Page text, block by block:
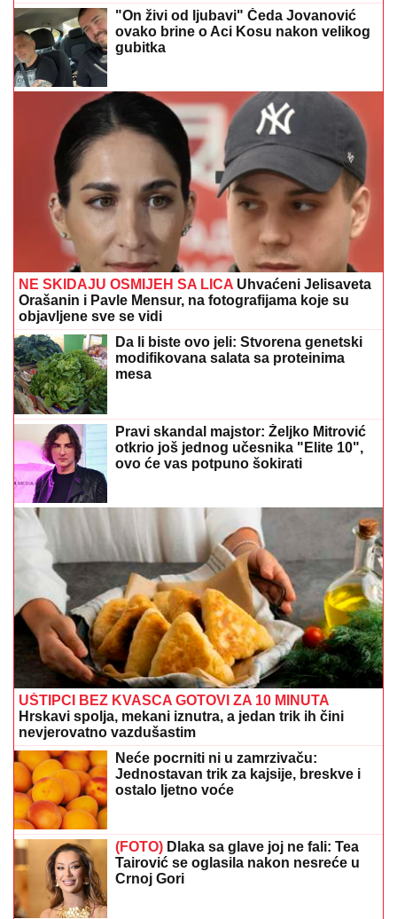
"On živi od ljubavi" Čeda Jovanović
ovako brine o Aci Kosu nakon velikog
gubitka
NE SKIDAJU OSMIJEH SA LICA Uhvaćeni Jelisaveta
Orašanin i Pavle Mensur, na fotografijama koje su
objavljene sve se vidi
Da li biste ovo jeli: Stvorena genetski
modifikovana salata sa proteinima
mesa
Pravi skandal majstor: Željko Mitrović
otkrio još jednog učesnika "Elite 10",
ovo će vas potpuno šokirati
UŠTIPCI BEZ KVASCA GOTOVI ZA 10 MINUTA
Hrskavi spolja, mekani iznutra, a jedan trik ih čini
nevjerovatno vazdušastim
Neće pocrniti ni u zamrzivaču:
Jednostavan trik za kajsije, breskve i
ostalo ljetno voće
(FOTO) Dlaka sa glave joj ne fali: Tea
Tairović se oglasila nakon nesreće u
Crnoj Gori